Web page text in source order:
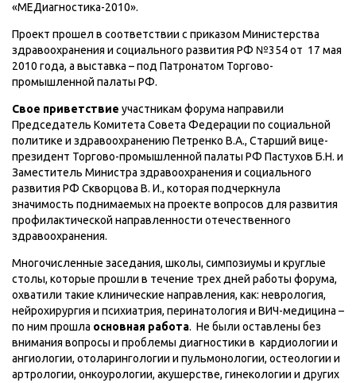
«МЕДиагностика-2010».
Проект прошел в соответствии с приказом Министерства
здравоохранения и социального развития РФ №354 от 17 мая
2010 года, а выставка – под Патронатом Торгово-
промышленной палаты РФ.
Свое приветствие участникам форума направили
Председатель Комитета Совета Федерации по социальной
политике и здравоохранению Петренко В.А., Старший вице-
президент Торгово-промышленной палаты РФ Пастухов Б.Н. и
Заместитель Министра здравоохранения и социального
развития РФ Скворцова В. И., которая подчеркнула
значимость поднимаемых на проекте вопросов для развития
профилактической направленности отечественного
здравоохранения.
Многочисленные заседания, школы, симпозиумы и круглые
столы, которые прошли в течение трех дней работы форума,
охватили такие клинические направления, как: неврология,
нейрохирургия и психиатрия, перинатология и ВИЧ-медицина –
по ним прошла основная работа. Не были оставлены без
внимания вопросы и проблемы диагностики в кардиологии и
ангиологии, отоларингологии и пульмонологии, остеологии и
артрологии, онкоурологии, акушерстве, гинекологии и других